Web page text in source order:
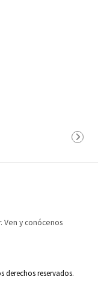
Ven y conócenos
derechos reservados.